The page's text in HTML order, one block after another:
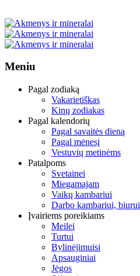
Meniu
Pagal zodiaką
Vakarietiškas
Kinų zodiakas
Pagal kalendorių
Pagal savaitės dieną
Pagal mėnesį
Vestuvių metinėms
Patalpoms
Svetainei
Miegamajam
Vaikų kambariui
Darbo kambariui, biurui
Įvairiems poreikiams
Meilei
Turtui
Bylinėjimuisi
Apsauginiai
Jėgos